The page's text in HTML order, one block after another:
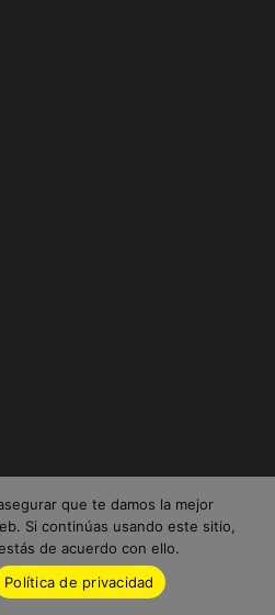
que te damos la mejor
Si continúas usando este sitio,
de acuerdo con ello.
Política de privacidad